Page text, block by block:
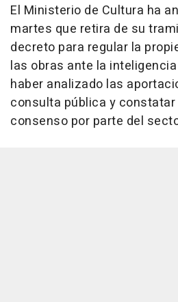
El Ministerio de Cultura ha
martes que retira de su
decreto para regular la
las obras ante la
haber analizado las
consulta pública y
consenso por parte del